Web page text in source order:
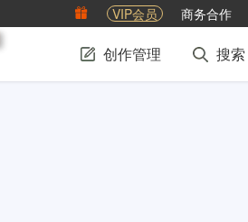
VIP会员 商务合作
创作管理 搜索